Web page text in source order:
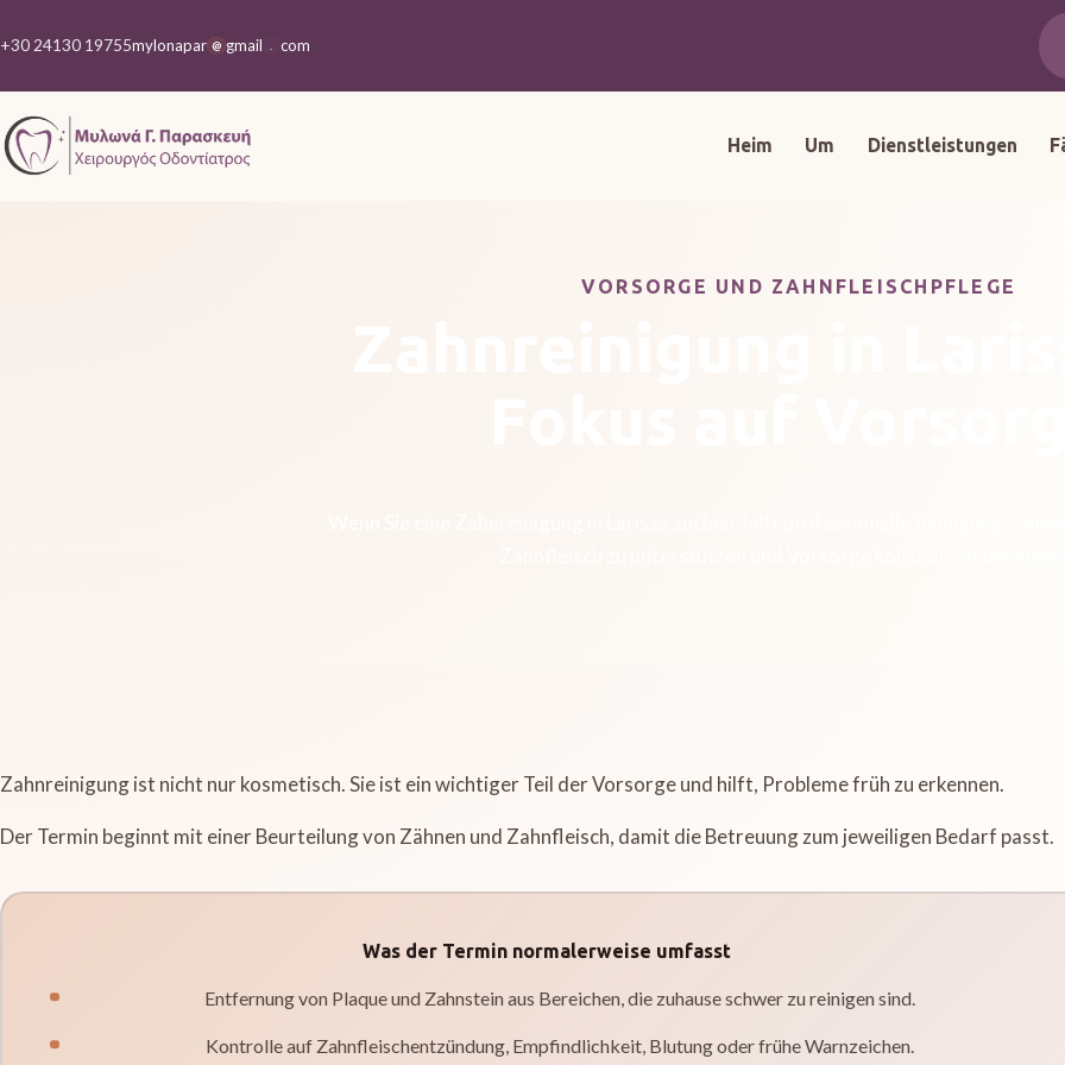
+30 24130 19755mylonapar @ gmail com
Heim Um Dienstleistungen
VORSORGE UND ZAHNFLEISCHPFLEGE
Zahnreinigung ist nicht nur kosmetisch. Sie ist ein wichtiger Teil der Vorsorge und hilft, Probleme früh zu erkennen.
Der Termin beginnt mit einer Beurteilung von Zähnen und Zahnfleisch, damit die Betreuung zum jeweiligen Bedarf passt.
Was der Termin normalerweise umfasst
Entfernung von Plaque und Zahnstein aus Bereichen, die zuhause schwer zu reinigen sind.
Kontrolle auf Zahnfleischentzündung, Empfindlichkeit, Blutung oder frühe Warnzeichen.